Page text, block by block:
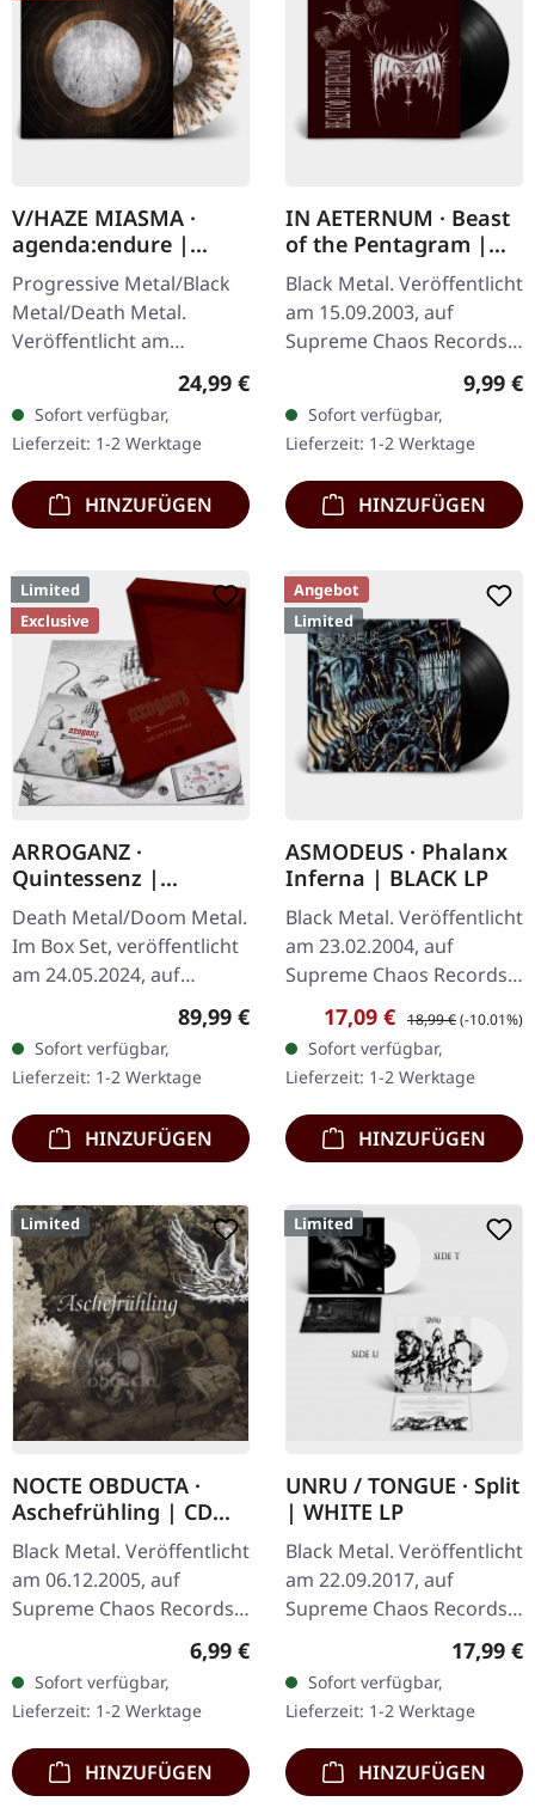
V/HAZE MIASMA ·
agenda:endure |
SPLATTER LP
Progressive Metal/Black
Metal/Death Metal.
Veröffentlicht am
08.12.2023, auf Supreme
Chaos Records. SCR
Exklusives Ultra
Clear/Silber/Gold/Schwar
z…
Regulärer Preis:
24,99 €
Sofort verfügbar,
Lieferzeit: 1-2 Werktage
HINZUFÜGEN
IN AETERNUM · Beast
of the Pentagram |
BLACK 10" MLP
Black Metal. Veröffentlicht
am 15.09.2003, auf
Supreme Chaos Records.
Achtung! Wir haben nur
noch Exemplare mit
"Promo" statt
Nummerierung.
Spezielle…
9,99 €
Sofort verfügbar,
Lieferzeit: 1-2 Werktage
HINZUFÜGEN
Limited
Exclusive
ARROGANZ ·
Quintessenz |
WOODEN BOX SET
Death Metal/Doom Metal.
Im Box Set, veröffentlicht
am 24.05.2024, auf
Supreme Chaos Records.
handgearbeitete Holzbox
mit graviertem…
Regulärer Preis:
89,99 €
Sofort verfügbar,
Lieferzeit: 1-2 Werktage
HINZUFÜGEN
Angebot
Limited
ASMODEUS · Phalanx
Inferna | BLACK LP
Black Metal. Veröffentlicht
am 23.02.2004, auf
Supreme Chaos Records.
Hochwertiges 180g Vinyl
mit schönem Gatefold
Cover und bedruckten
Innenhüllen.…
Verkaufspreis:
17,09 € Regulärer Preis:
18,99 €(-10.01%)
Sofort verfügbar,
Lieferzeit: 1-2 Werktage
HINZUFÜGEN
Limited
NOCTE OBDUCTA ·
Aschefrühling | CD
SINGLE
Black Metal. Veröffentlicht
am 06.12.2005, auf
Supreme Chaos Records.
CD-Single, limitiert auf
Exemplare. Nachdem die
Nachfrage nach…
Regulärer Preis:
6,99 €
Sofort verfügbar,
Lieferzeit: 1-2 Werktage
HINZUFÜGEN
Limited
UNRU / TONGUE · Split
| WHITE LP
Black Metal. Veröffentlicht
am 22.09.2017, auf
Supreme Chaos Records.
Weißes Vinyl, limitiert auf
handnummerierte
Exemplare. · 180g Vinyl
für…
17,99 €
Sofort verfügbar,
Lieferzeit: 1-2 Werktage
HINZUFÜGEN